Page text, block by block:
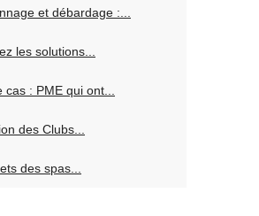
et débardage :...
les solutions...
cas : PME qui ont...
des Clubs...
des spas...